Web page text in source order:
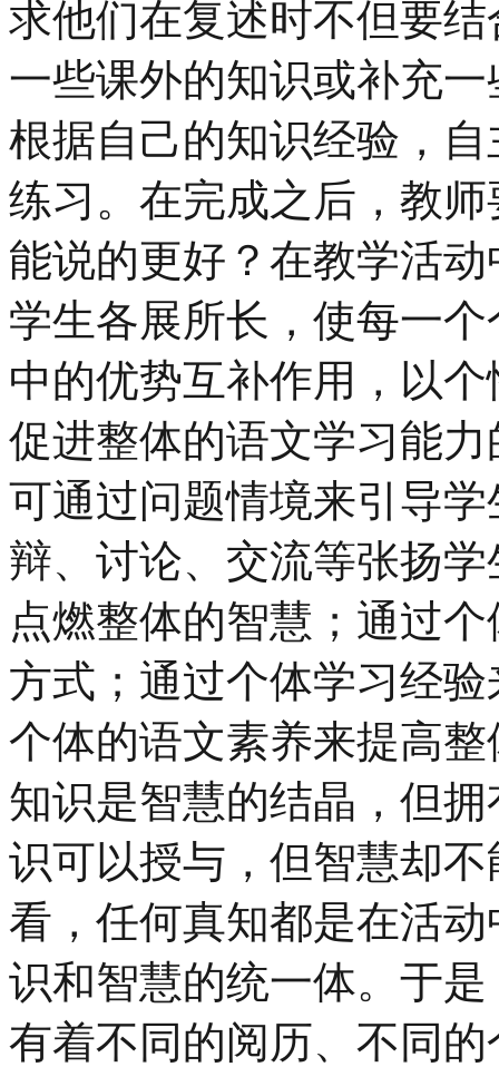
求他们在复述时不但要
一些课外的知识或补充
根据自己的知识经验，
练习。在完成之后，教
能说的更好？在教学活
学生各展所长，使每一
中的优势互补作用，以
促进整体的语文学习能
可通过问题情境来引导
辩、讨论、交流等张扬
点燃整体的智慧；通过
方式；通过个体学习经
个体的语文素养来提高
知识是智慧的结晶，但
识可以授与，但智慧却
看，任何真知都是在活
识和智慧的统一体。于
有着不同的阅历、不同